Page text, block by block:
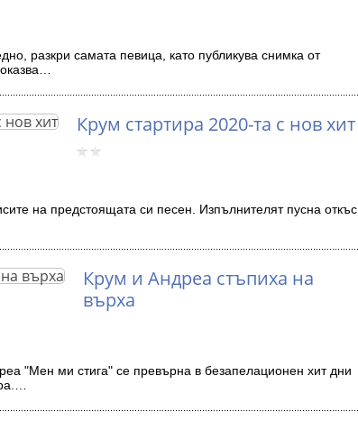
разкри самата певица, като публикува снимка от
Крум стартира 2020-та с нов хит
на предстоящата си песен. Изпълнителят пусна откъс
Крум и Андреа стъпиха на
върха
"Мен ми стига" се превърна в безапелационен хит дни